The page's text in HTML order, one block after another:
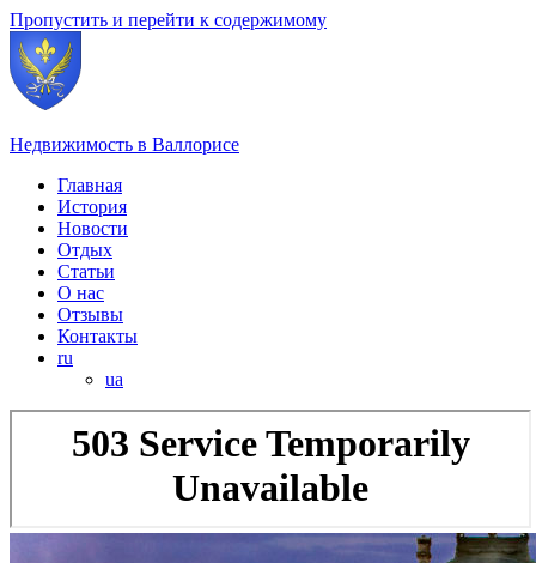
Пропустить и перейти к содержимому
Недвижимость в Валлорисе
Главная
История
Новости
Отдых
Статьи
О нас
Отзывы
Контакты
ru
ua